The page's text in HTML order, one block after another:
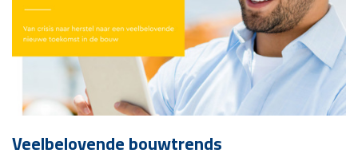
Veelbelovende bouwtrends